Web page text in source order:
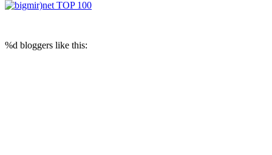
%d bloggers like this: